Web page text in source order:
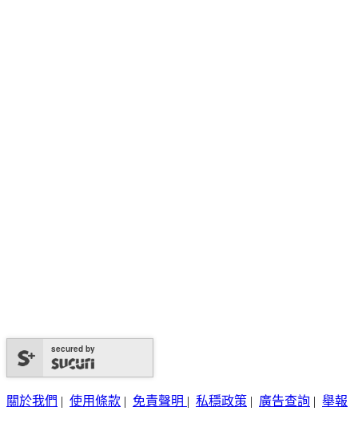
secured by
關於我們 | 使用條款 | 免責聲明 | 私穩政策 | 廣告查詢 | 舉報